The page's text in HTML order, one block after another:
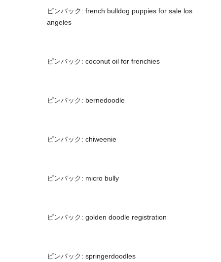
ピンバック: french bulldog puppies for sale los
angeles
ピンバック: coconut oil for frenchies
ピンバック: bernedoodle
ピンバック: chiweenie
ピンバック: micro bully
ピンバック: golden doodle registration
ピンバック: springerdoodles